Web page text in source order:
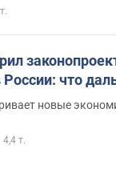
России: что
новые
4,4 т.